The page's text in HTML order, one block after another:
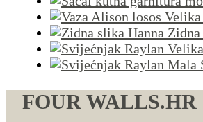
FOUR WALLS.HR